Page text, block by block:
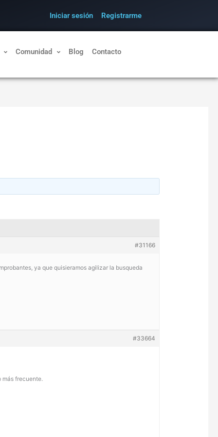
Iniciar sesión Registrarme
Comunidad Blog Contacto
#31166
ya que quisieramos agilizar la busqueda
#33664
más frecuente.